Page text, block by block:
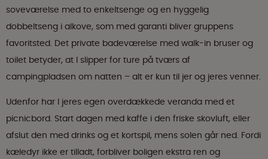
soveværelse med to enkeltsenge og en hyggelig
dobbeltseng i alkove, som med garanti bliver gruppens
favoritsted. Det private badeværelse med walk-in bruser og
toilet betyder, at I slipper for ture på tværs af
campingpladsen om natten – alt er kun til jer og jeres venner.
Udenfor har I jeres egen overdækkede veranda med et
picnicbord. Start dagen med kaffe i den friske skovluft, eller
afslut den med drinks og et kortspil, mens solen går ned. Fordi
kæledyr ikke er tilladt, forbliver boligen ekstra ren og